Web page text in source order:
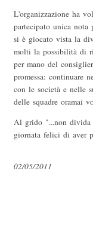
L'organizzazione ha
partecipato unica
si è giocato vista la
molti la possibilità di
per mano del
promessa: continuare
con le società e nelle
delle squadre oramai
Al grido "...non divida
giornata felici di aver
02/05/2011